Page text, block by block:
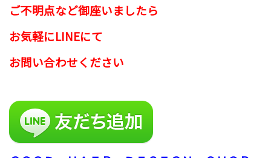
ご不明点など御座いましたら
お気軽にLINEにて
お問い合わせください